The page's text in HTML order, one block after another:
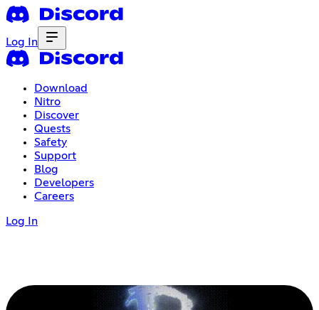
Log In
Download
Nitro
Discover
Quests
Safety
Support
Blog
Developers
Careers
Log In